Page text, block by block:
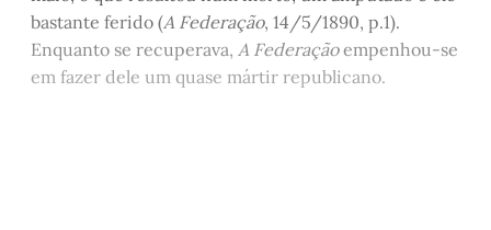
bastante ferido (A Federação, 14/5/1890, p.1).
Enquanto se recuperava, A Federaçãoempenhou-se
em fazer dele um quase mártir republicano.